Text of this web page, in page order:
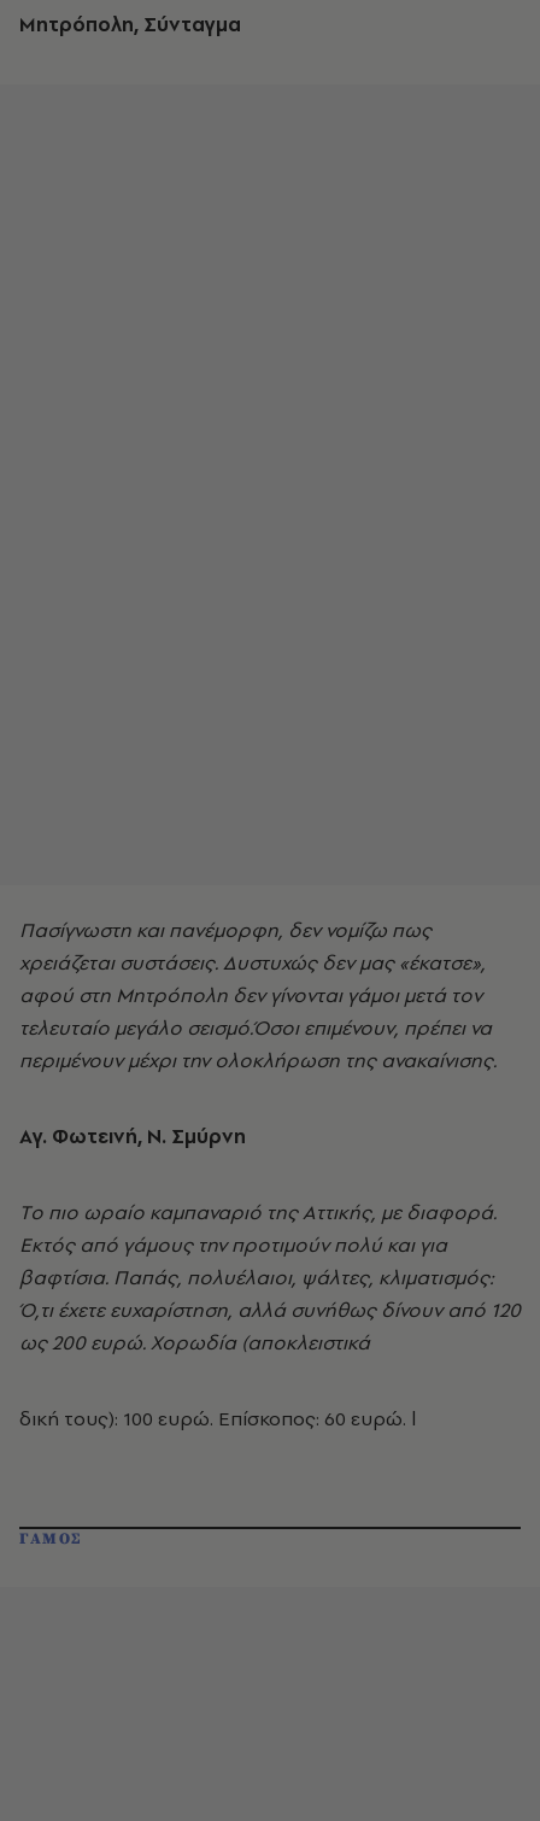
Mητρόπολη, Σύνταγμα
Πασίγνωστη και πανέμορφη, δεν νομίζω πως
χρειάζεται συστάσεις. Δυστυχώς δεν μας «έκατσε»,
αφού στη Mητρόπολη δεν γίνονται γάμοι μετά τον
τελευταίο μεγάλο σεισμό.Όσοι επιμένουν, πρέπει να
περιμένουν μέχρι την ολοκλήρωση της ανακαίνισης.
Aγ. Φωτεινή, N. Σμύρνη
Tο πιο ωραίο καμπαναριό της Aττικής, με διαφορά.
Eκτός από γάμους την προτιμούν πολύ και για
βαφτίσια. Παπάς, πολυέλαιοι, ψάλτες, κλιματισμός:
Ό,τι έχετε ευχαρίστηση, αλλά συνήθως δίνουν από 120
ως 200 ευρώ. Xορωδία (αποκλειστικά
δική τους): 100 ευρώ. Eπίσκοπος: 60 ευρώ. l
ΓΑΜΟΣ